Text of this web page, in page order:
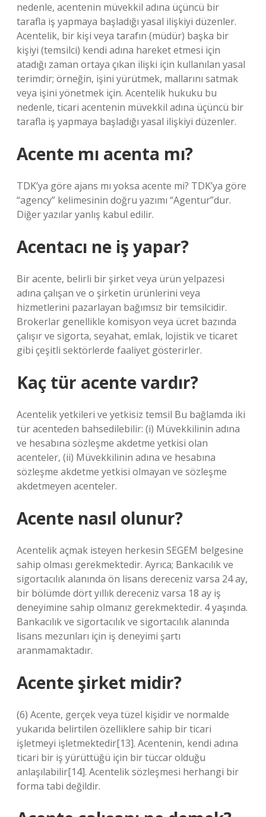
nedenle, acentenin müvekkil adına üçüncü bir
tarafla iş yapmaya başladığı yasal ilişkiyi düzenler.
Acentelik, bir kişi veya tarafın (müdür) başka bir
kişiyi (temsilci) kendi adına hareket etmesi için
atadığı zaman ortaya çıkan ilişki için kullanılan yasal
terimdir; örneğin, işini yürütmek, mallarını satmak
veya işini yönetmek için. Acentelik hukuku bu
nedenle, ticari acentenin müvekkil adına üçüncü bir
tarafla iş yapmaya başladığı yasal ilişkiyi düzenler.
Acente mı acenta mı?
TDK’ya göre ajans mı yoksa acente mi? TDK’ya göre
“agency” kelimesinin doğru yazımı “Agentur”dur.
Diğer yazılar yanlış kabul edilir.
Acentacı ne iş yapar?
Bir acente, belirli bir şirket veya ürün yelpazesi
adına çalışan ve o şirketin ürünlerini veya
hizmetlerini pazarlayan bağımsız bir temsilcidir.
Brokerlar genellikle komisyon veya ücret bazında
çalışır ve sigorta, seyahat, emlak, lojistik ve ticaret
gibi çeşitli sektörlerde faaliyet gösterirler.
Kaç tür acente vardır?
Acentelik yetkileri ve yetkisiz temsil Bu bağlamda iki
tür acenteden bahsedilebilir: (i) Müvekkilinin adına
ve hesabına sözleşme akdetme yetkisi olan
acenteler, (ii) Müvekkilinin adına ve hesabına
sözleşme akdetme yetkisi olmayan ve sözleşme
akdetmeyen acenteler.
Acente nasıl olunur?
Acentelik açmak isteyen herkesin SEGEM belgesine
sahip olması gerekmektedir. Ayrıca; Bankacılık ve
sigortacılık alanında ön lisans dereceniz varsa 24 ay,
bir bölümde dört yıllık dereceniz varsa 18 ay iş
deneyimine sahip olmanız gerekmektedir. 4 yaşında.
Bankacılık ve sigortacılık ve sigortacılık alanında
lisans mezunları için iş deneyimi şartı
aranmamaktadır.
Acente şirket midir?
(6) Acente, gerçek veya tüzel kişidir ve normalde
yukarıda belirtilen özelliklere sahip bir ticari
işletmeyi işletmektedir[13]. Acentenin, kendi adına
ticari bir iş yürüttüğü için bir tüccar olduğu
anlaşılabilir[14]. Acentelik sözleşmesi herhangi bir
forma tabi değildir.